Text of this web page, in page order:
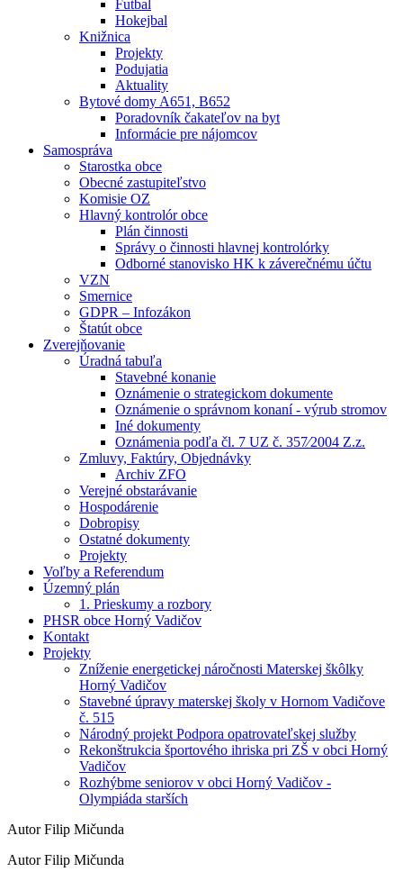
Futbal
Hokejbal
Knižnica
Projekty
Podujatia
Aktuality
Bytové domy A651, B652
Poradovník čakateľov na byt
Informácie pre nájomcov
Samospráva
Starostka obce
Obecné zastupiteľstvo
Komisie OZ
Hlavný kontrolór obce
Plán činnosti
Správy o činnosti hlavnej kontrolórky
Odborné stanovisko HK k záverečnému účtu
VZN
Smernice
GDPR – Infozákon
Štatút obce
Zverejňovanie
Úradná tabuľa
Stavebné konanie
Oznámenie o strategickom dokumente
Oznámenie o správnom konaní - výrub stromov
Iné dokumenty
Oznámenia podľa čl. 7 UZ č. 357⁄2004 Z.z.
Zmluvy, Faktúry, Objednávky
Archiv ZFO
Verejné obstarávanie
Hospodárenie
Dobropisy
Ostatné dokumenty
Projekty
Voľby a Referendum
Územný plán
1. Prieskumy a rozbory
PHSR obce Horný Vadičov
Kontakt
Projekty
Zníženie energetickej náročnosti Materskej škôlky
Horný Vadičov
Stavebné úpravy materskej školy v Hornom Vadičove
č. 515
Národný projekt Podpora opatrovateľskej služby
Rekonštrukcia športového ihriska pri ZŠ v obci Horný
Vadičov
Rozhýbme seniorov v obci Horný Vadičov -
Olympiáda starších
Autor Filip Mičunda
Autor Filip Mičunda